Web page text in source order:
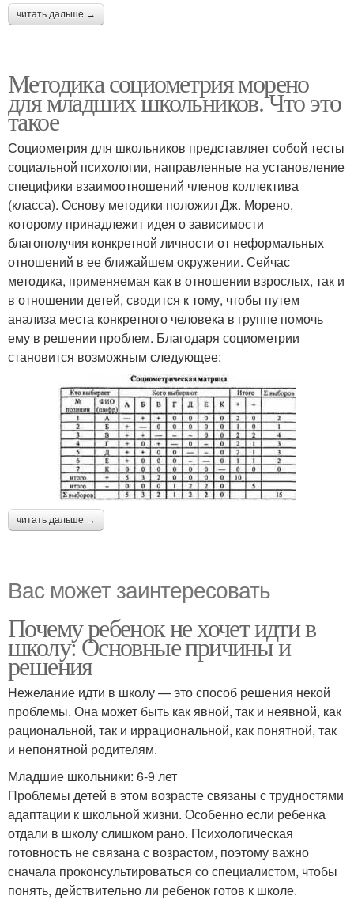
читать дальше →
Методика социометрия морено
для младших школьников. Что это
такое
Социометрия для школьников представляет собой тесты
социальной психологии, направленные на установление
специфики взаимоотношений членов коллектива
(класса). Основу методики положил Дж. Морено,
которому принадлежит идея о зависимости
благополучия конкретной личности от неформальных
отношений в ее ближайшем окружении. Сейчас
методика, применяемая как в отношении взрослых, так и
в отношении детей, сводится к тому, чтобы путем
анализа места конкретного человека в группе помочь
ему в решении проблем. Благодаря социометрии
становится возможным следующее:
читать дальше →
Вас может заинтересовать
Почему ребенок не хочет идти в
школу: Основные причины и
решения
Нежелание идти в школу — это способ решения некой
проблемы. Она может быть как явной, так и неявной, как
рациональной, так и иррациональной, как понятной, так
и непонятной родителям.
Младшие школьники: 6-9 лет
Проблемы детей в этом возрасте связаны с трудностями
адаптации к школьной жизни. Особенно если ребенка
отдали в школу слишком рано. Психологическая
готовность не связана с возрастом, поэтому важно
сначала проконсультироваться со специалистом, чтобы
понять, действительно ли ребенок готов к школе.